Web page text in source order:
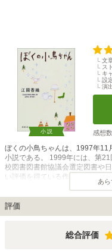
小説
文
ス
キ
設
演
感想数
ぼくの小鳥ちゃんは、1997年11
小説である。 1999年には、第
校図書図書館協議会選定図書や
い評価を得ている作品でもある
て発売もされている。 この作品
く」が住む部屋に、突如、迷い
鳥ちゃん」と共に過ごした日々
「ぼく」の家に遊びにやって来
ん」と、「ぼく」、そして、「
あ
評価
総合評価